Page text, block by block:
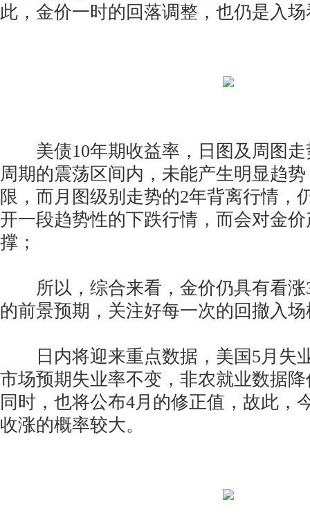
此，金价一时的回落调整，也仍是入
美债10年期收益率，日图及周图走
周期的震荡区间内，未能产生明显趋
限，而月图级别走势的2年背离行情，
开一段趋势性的下跌行情，而会对金
撑；
所以，综合来看，金价仍具有看涨
的前景预期，关注好每一次的回撤入
日内将迎来重点数据，美国5月失
市场预期失业率不变，非农就业数据
同时，也将公布4月的修正值，故此，
收涨的概率较大。